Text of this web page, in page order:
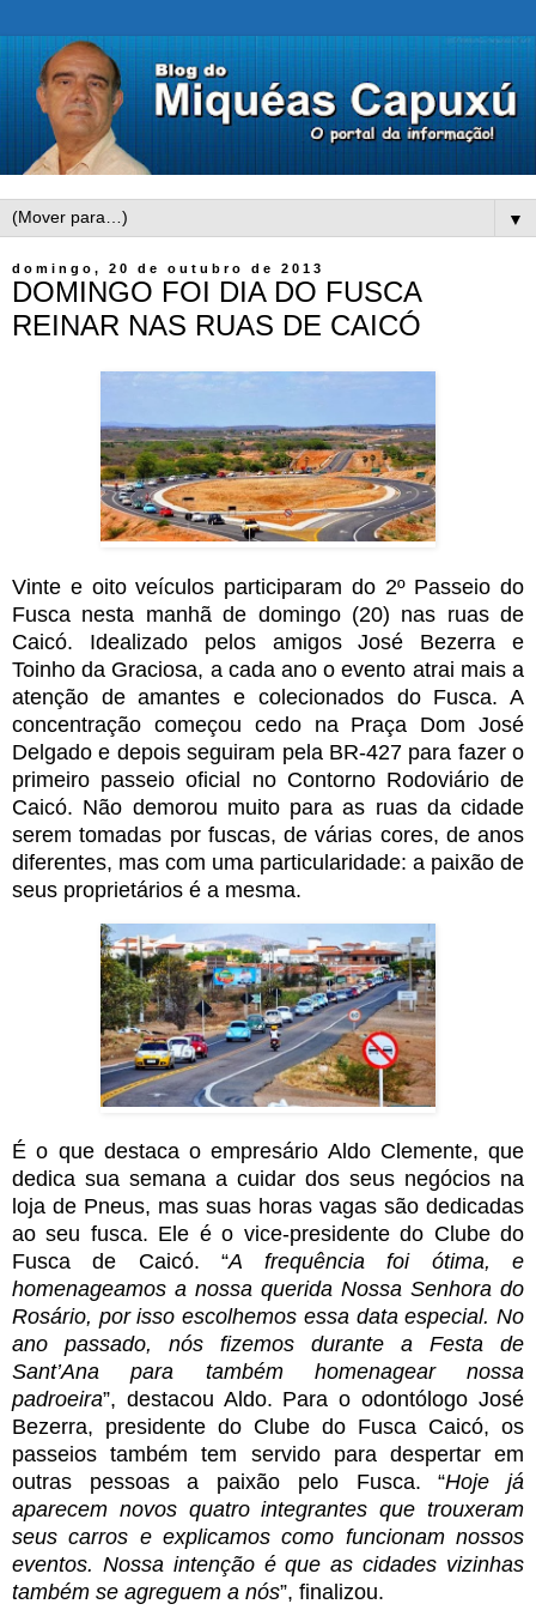
▼
domingo, 20 de outubro de 2013
DOMINGO FOI DIA DO FUSCA
REINAR NAS RUAS DE CAICÓ
Vinte e oito veículos participaram do 2º Passeio do
Fusca nesta manhã de domingo (20) nas ruas de
Caicó. Idealizado pelos amigos José Bezerra e
Toinho da Graciosa, a cada ano o evento atrai mais a
atenção de amantes e colecionados do Fusca. A
concentração começou cedo na Praça Dom José
Delgado e depois seguiram pela BR-427 para fazer o
primeiro passeio oficial no Contorno Rodoviário de
Caicó. Não demorou muito para as ruas da cidade
serem tomadas por fuscas, de várias cores, de anos
diferentes, mas com uma particularidade: a paixão de
seus proprietários é a mesma.
É o que destaca o empresário Aldo Clemente, que
dedica sua semana a cuidar dos seus negócios na
loja de Pneus, mas suas horas vagas são dedicadas
ao seu fusca. Ele é o vice-presidente do Clube do
Fusca de Caicó. “A frequência foi ótima, e
homenageamos a nossa querida Nossa Senhora do
Rosário, por isso escolhemos essa data especial. No
ano passado, nós fizemos durante a Festa de
Sant’Ana para também homenagear nossa
padroeira”, destacou Aldo. Para o odontólogo José
Bezerra, presidente do Clube do Fusca Caicó, os
passeios também tem servido para despertar em
outras pessoas a paixão pelo Fusca. “Hoje já
aparecem novos quatro integrantes que trouxeram
seus carros e explicamos como funcionam nossos
eventos. Nossa intenção é que as cidades vizinhas
também se agreguem a nós”, finalizou.